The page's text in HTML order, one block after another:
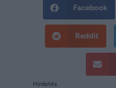
Facebook
Reddit
Hirdetés